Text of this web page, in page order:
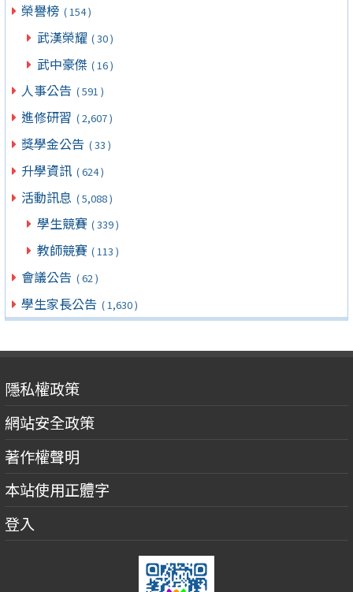
榮譽榜 ( 154 )
武漢榮耀 ( 30 )
武中豪傑 ( 16 )
人事公告 ( 591 )
進修研習 ( 2,607 )
獎學金公告 ( 33 )
升學資訊 ( 624 )
活動訊息 ( 5,088 )
學生競賽 ( 339 )
教師競賽 ( 113 )
會議公告 ( 62 )
學生家長公告 ( 1,630 )
隱私權政策
網站安全政策
著作權聲明
本站使用正體字
登入